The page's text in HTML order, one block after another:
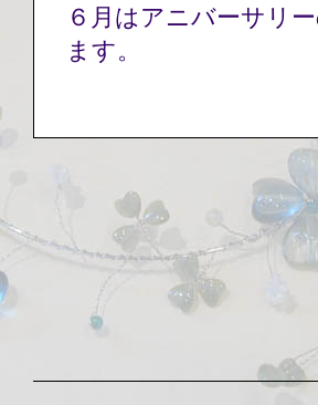
６月はアニバーサリ
ます。